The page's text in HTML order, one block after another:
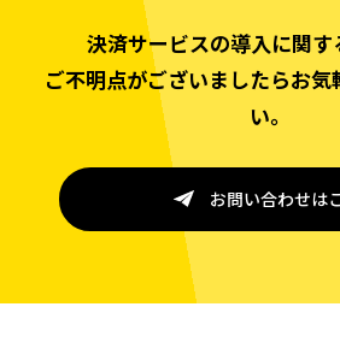
決済サービスの導入に関す
ご不明点がございましたらお気
い。
お問い合わせは